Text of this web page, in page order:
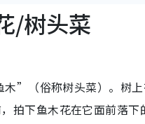
/树头菜
”（俗称树头菜）。树
拍下鱼木花在它面前落下